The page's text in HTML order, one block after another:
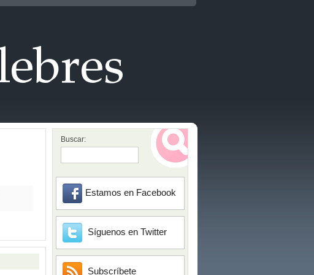
Buscar:
Estamos en Facebook
Síguenos en Twitter
Subscríbete